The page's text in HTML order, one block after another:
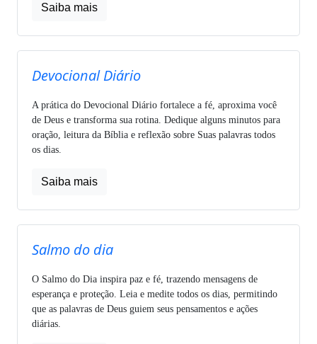
Saiba mais
Devocional Diário
A prática do Devocional Diário fortalece a fé, aproxima você
de Deus e transforma sua rotina. Dedique alguns minutos para
oração, leitura da Bíblia e reflexão sobre Suas palavras todos
os dias.
Saiba mais
Salmo do dia
O Salmo do Dia inspira paz e fé, trazendo mensagens de
esperança e proteção. Leia e medite todos os dias, permitindo
que as palavras de Deus guiem seus pensamentos e ações
diárias.